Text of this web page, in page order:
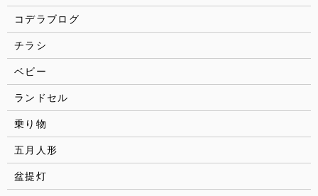
コデラブログ
チラシ
ベビー
ランドセル
乗り物
五月人形
盆提灯